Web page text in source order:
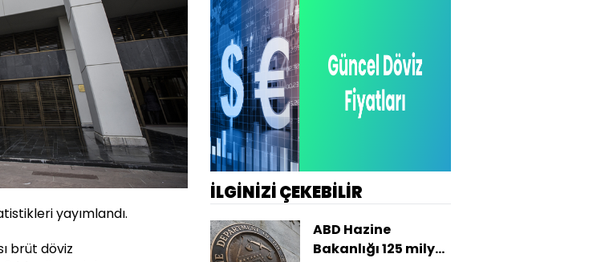
yayımlandı.
brüt döviz
İLGİNİZİ ÇEKEBİLİR
ABD Hazine
Bakanlığı 125 milyar